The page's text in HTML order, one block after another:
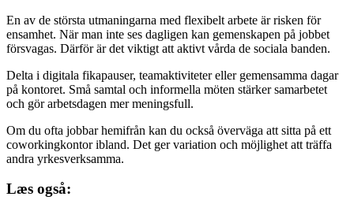
En av de största utmaningarna med flexibelt arbete är risken för
ensamhet. När man inte ses dagligen kan gemenskapen på jobbet
försvagas. Därför är det viktigt att aktivt vårda de sociala banden.
Delta i digitala fikapauser, teamaktiviteter eller gemensamma dagar
på kontoret. Små samtal och informella möten stärker samarbetet
och gör arbetsdagen mer meningsfull.
Om du ofta jobbar hemifrån kan du också överväga att sitta på ett
coworkingkontor ibland. Det ger variation och möjlighet att träffa
andra yrkesverksamma.
Læs også: